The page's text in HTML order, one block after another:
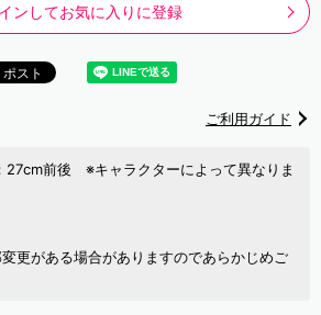
ンしてお気に入りに登録
ご利用ガイド
27cm前後 ※キャラクターによって異なりま
更がある場合がありますのであらかじめご